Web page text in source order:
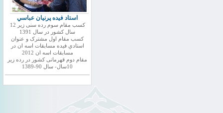
استاد فيده پرنيان عباسي
کسب مقام سوم رده سنی زیر 12
سال کشور در سال 1391
کسب مقام اول مشترک و عنوان
استادي فيده مسابقات اسه ان در
مسابقات اسه ان 2012
مقام دوم قهرمانی کشور در رده زیر
10سال- سال 90-1389